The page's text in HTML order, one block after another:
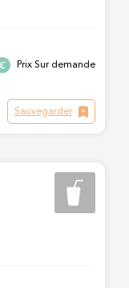
Prix Sur demande
Sauvegarder